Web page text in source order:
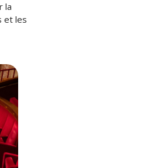
la
et les